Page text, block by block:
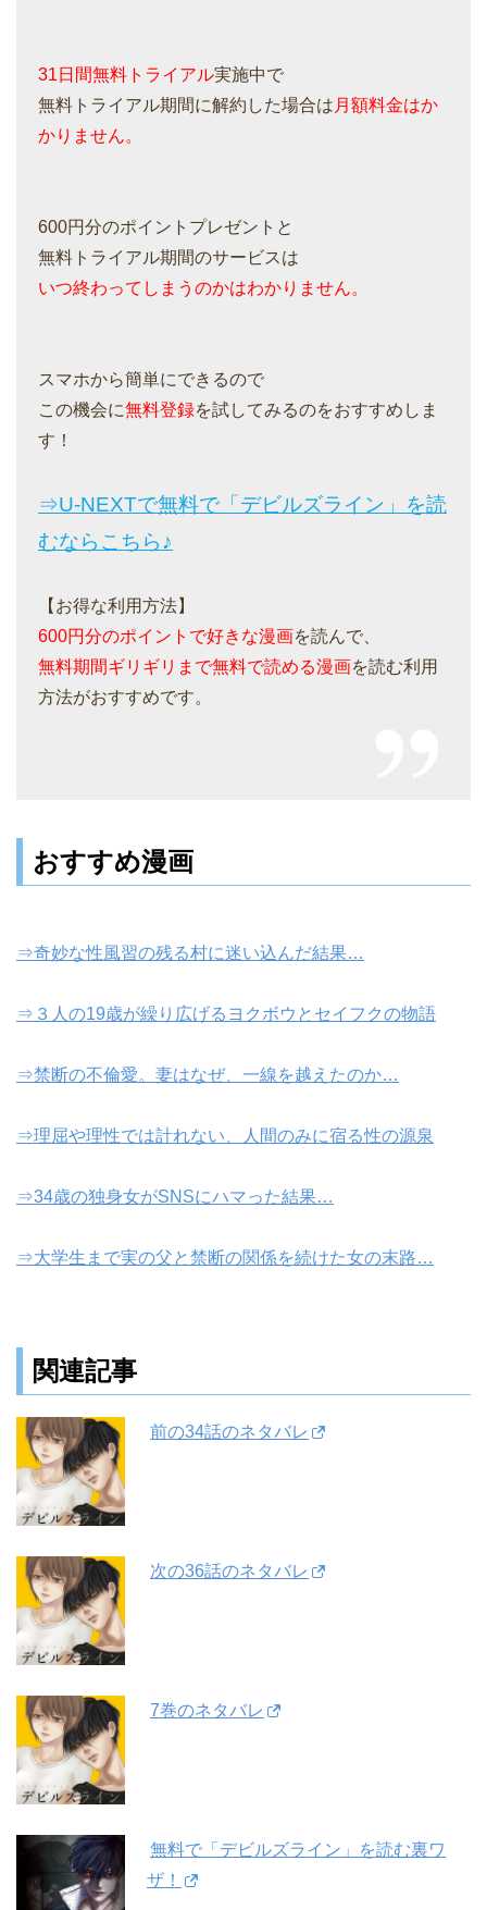
31日間無料トライアル実施中で
無料トライアル期間に解約した場合は 月額料金はか
かりません。
600円分のポイントプレゼントと
無料トライアル期間のサービスは
いつ終わってしまうのかはわかりません。
スマホから簡単にできるので
この機会に無料登録を試してみるのをおすすめしま
す！
⇒U-NEXTで無料で「デビルズライン」を読
むならこちら♪
【お得な利用方法】
600円分のポイントで好きな漫画を読んで、
無料期間ギリギリまで無料で読める漫画を読む利用
方法がおすすめです。
おすすめ漫画
⇒奇妙な性風習の残る村に迷い込んだ結果…
⇒３人の19歳が繰り広げるヨクボウとセイフクの物語
⇒禁断の不倫愛。妻はなぜ、一線を越えたのか…
⇒理屈や理性では計れない、人間のみに宿る性の源泉
⇒34歳の独身女がSNSにハマった結果…
⇒大学生まで実の父と禁断の関係を続けた女の末路…
関連記事
前の34話のネタバレ
次の36話のネタバレ
7巻のネタバレ
無料で「デビルズライン」を読む裏ワ
ザ！